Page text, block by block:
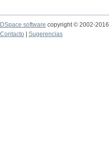
DSpace software copyright © 2002-2016
Contacto
Sugerencias